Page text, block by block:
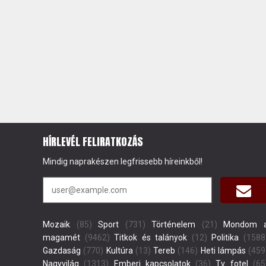
HÍRLEVÉL FELIRATKOZÁS
Mindig naprakészen legfrissebb híreinkből!
Mozaik (85) Sport (731) Történelem (21)
Mondom
magamét (9462) Titkok és talányok (12) Politika
Gazdaság (770) Kultúra (13) Tereb (146) Heti lámpás
Nagyvilág (1313) Emberi kapcsolatok(36) Tv fotel